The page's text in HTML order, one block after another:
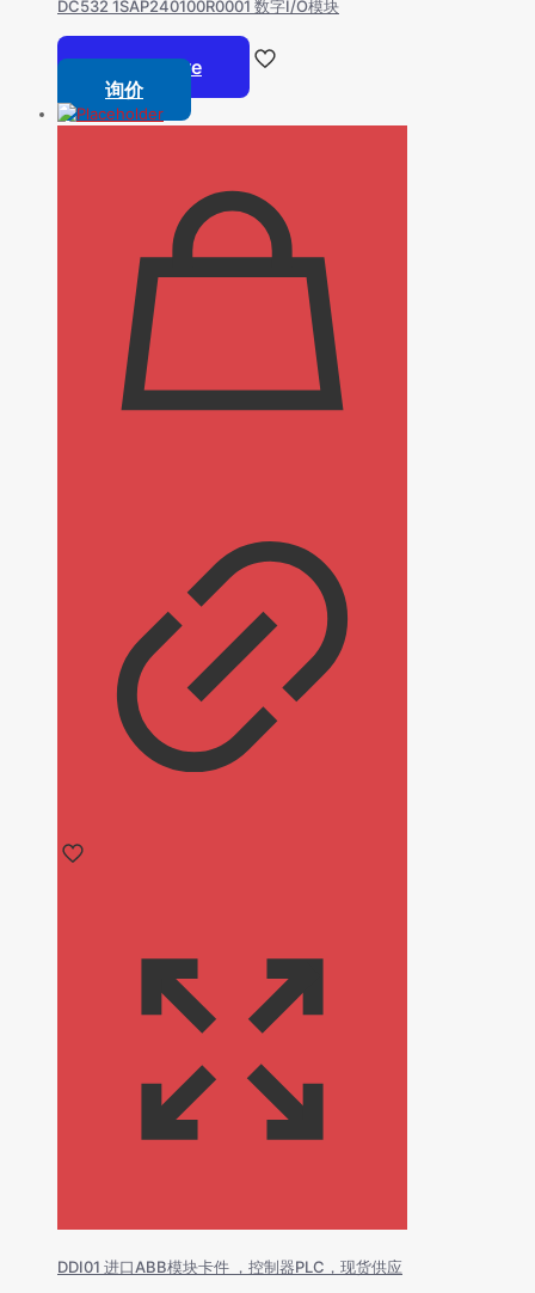
DC532 1SAP240100R0001 数字I/O模块
Read more
询价
DDI01 进口ABB模块卡件 ，控制器PLC，现货供应